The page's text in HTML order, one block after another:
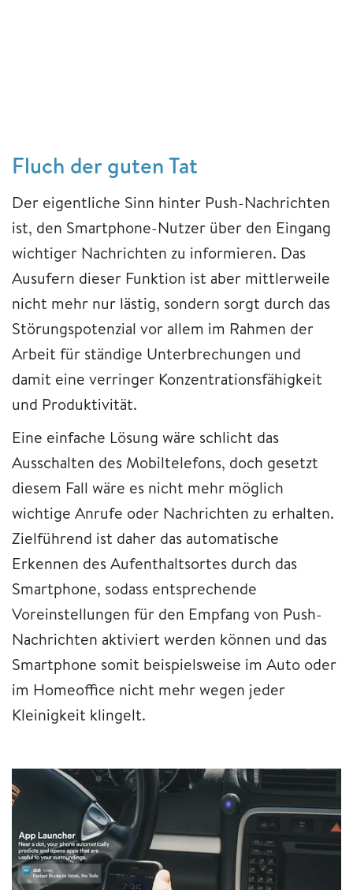
Fluch der guten Tat
Der eigentliche Sinn hinter Push-Nachrichten
ist, den Smartphone-Nutzer über den Eingang
wichtiger Nachrichten zu informieren. Das
Ausufern dieser Funktion ist aber mittlerweile
nicht mehr nur lästig, sondern sorgt durch das
Störungspotenzial vor allem im Rahmen der
Arbeit für ständige Unterbrechungen und
damit eine verringer Konzentrationsfähigkeit
und Produktivität.
Eine einfache Lösung wäre schlicht das
Ausschalten des Mobiltelefons, doch gesetzt
diesem Fall wäre es nicht mehr möglich
wichtige Anrufe oder Nachrichten zu erhalten.
Zielführend ist daher das automatische
Erkennen des Aufenthaltsortes durch das
Smartphone, sodass entsprechende
Voreinstellungen für den Empfang von Push-
Nachrichten aktiviert werden können und das
Smartphone somit beispielsweise im Auto oder
im Homeoffice nicht mehr wegen jeder
Kleinigkeit klingelt.